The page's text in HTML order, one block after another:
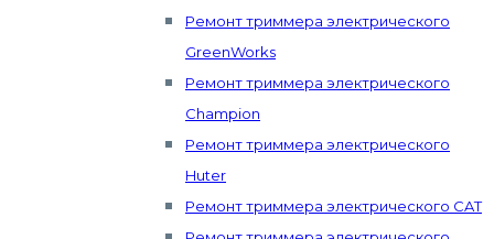
Ремонт триммера электрического
GreenWorks
Ремонт триммера электрического
Champion
Ремонт триммера электрического
Huter
Ремонт триммера электрического CAT